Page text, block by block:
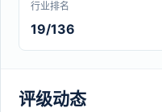
行业排名
19/136
评级动态